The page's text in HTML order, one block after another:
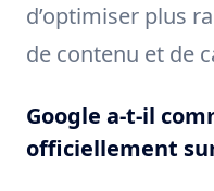
d’optimiser plus
de contenu et de
Google a-t-il
officiellement